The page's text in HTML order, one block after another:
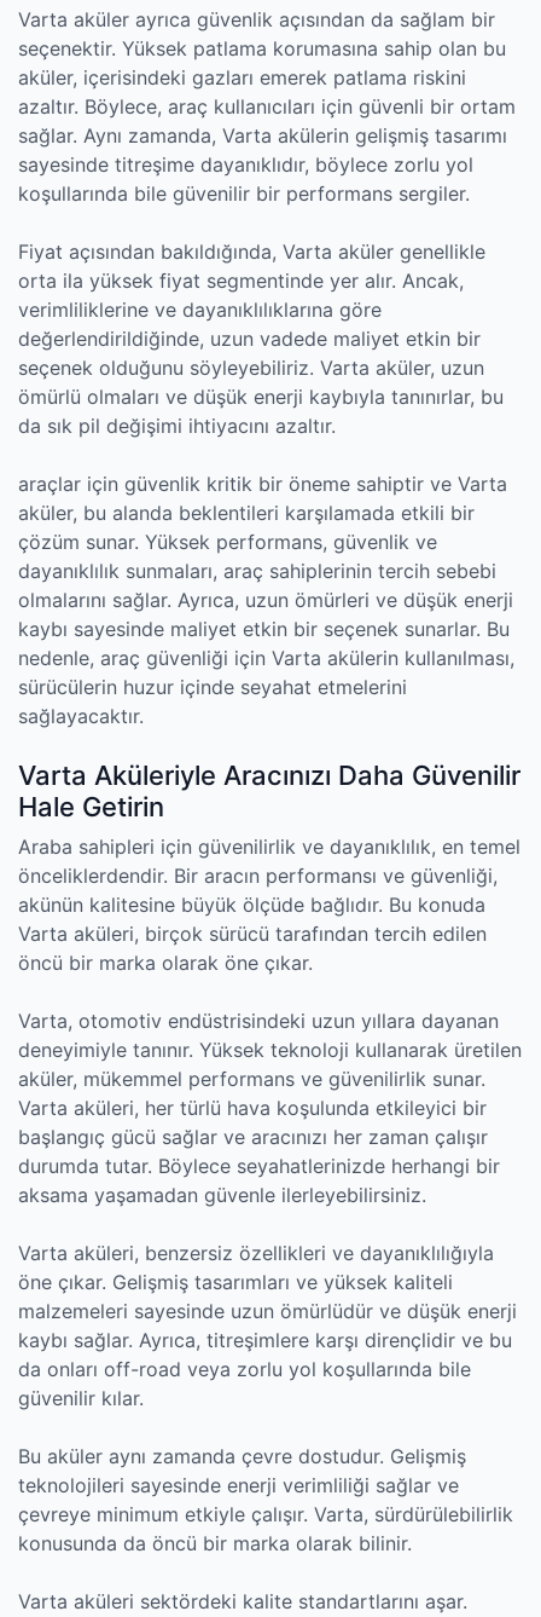
Varta aküler ayrıca güvenlik açısından da sağlam bir
seçenektir. Yüksek patlama korumasına sahip olan bu
aküler, içerisindeki gazları emerek patlama riskini
azaltır. Böylece, araç kullanıcıları için güvenli bir ortam
sağlar. Aynı zamanda, Varta akülerin gelişmiş tasarımı
sayesinde titreşime dayanıklıdır, böylece zorlu yol
koşullarında bile güvenilir bir performans sergiler.
Fiyat açısından bakıldığında, Varta aküler genellikle
orta ila yüksek fiyat segmentinde yer alır. Ancak,
verimliliklerine ve dayanıklılıklarına göre
değerlendirildiğinde, uzun vadede maliyet etkin bir
seçenek olduğunu söyleyebiliriz. Varta aküler, uzun
ömürlü olmaları ve düşük enerji kaybıyla tanınırlar, bu
da sık pil değişimi ihtiyacını azaltır.
araçlar için güvenlik kritik bir öneme sahiptir ve Varta
aküler, bu alanda beklentileri karşılamada etkili bir
çözüm sunar. Yüksek performans, güvenlik ve
dayanıklılık sunmaları, araç sahiplerinin tercih sebebi
olmalarını sağlar. Ayrıca, uzun ömürleri ve düşük enerji
kaybı sayesinde maliyet etkin bir seçenek sunarlar. Bu
nedenle, araç güvenliği için Varta akülerin kullanılması,
sürücülerin huzur içinde seyahat etmelerini
sağlayacaktır.
Varta Aküleriyle Aracınızı Daha Güvenilir
Hale Getirin
Araba sahipleri için güvenilirlik ve dayanıklılık, en temel
önceliklerdendir. Bir aracın performansı ve güvenliği,
akünün kalitesine büyük ölçüde bağlıdır. Bu konuda
Varta aküleri, birçok sürücü tarafından tercih edilen
öncü bir marka olarak öne çıkar.
Varta, otomotiv endüstrisindeki uzun yıllara dayanan
deneyimiyle tanınır. Yüksek teknoloji kullanarak üretilen
aküler, mükemmel performans ve güvenilirlik sunar.
Varta aküleri, her türlü hava koşulunda etkileyici bir
başlangıç gücü sağlar ve aracınızı her zaman çalışır
durumda tutar. Böylece seyahatlerinizde herhangi bir
aksama yaşamadan güvenle ilerleyebilirsiniz.
Varta aküleri, benzersiz özellikleri ve dayanıklılığıyla
öne çıkar. Gelişmiş tasarımları ve yüksek kaliteli
malzemeleri sayesinde uzun ömürlüdür ve düşük enerji
kaybı sağlar. Ayrıca, titreşimlere karşı dirençlidir ve bu
da onları off-road veya zorlu yol koşullarında bile
güvenilir kılar.
Bu aküler aynı zamanda çevre dostudur. Gelişmiş
teknolojileri sayesinde enerji verimliliği sağlar ve
çevreye minimum etkiyle çalışır. Varta, sürdürülebilirlik
konusunda da öncü bir marka olarak bilinir.
Varta aküleri sektördeki kalite standartlarını aşar.